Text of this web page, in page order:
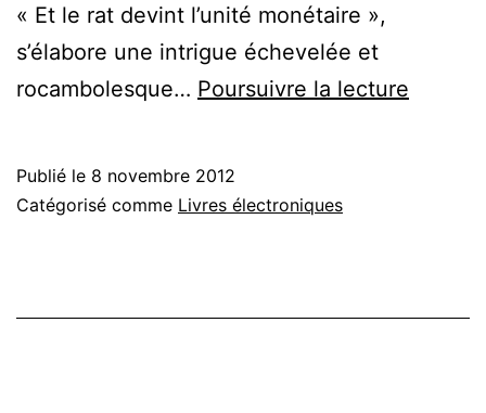
« Et le rat devint l’unité monétaire »,
s’élabore une intrigue échevelée et
rocambolesque… Poursuivre la lecture
Publié le 8 novembre 2012
Catégorisé comme Livres électroniques